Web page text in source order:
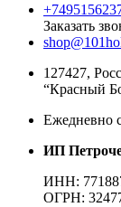
Заказать
127427,
“Красный
Ежедневно
ИП
ИНН:
ОГРН: